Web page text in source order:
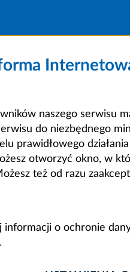
naszego serwisu
do niezbędnego
prawidłowego
otworzyć okno, w
też od razu
informacji o ochronie
.